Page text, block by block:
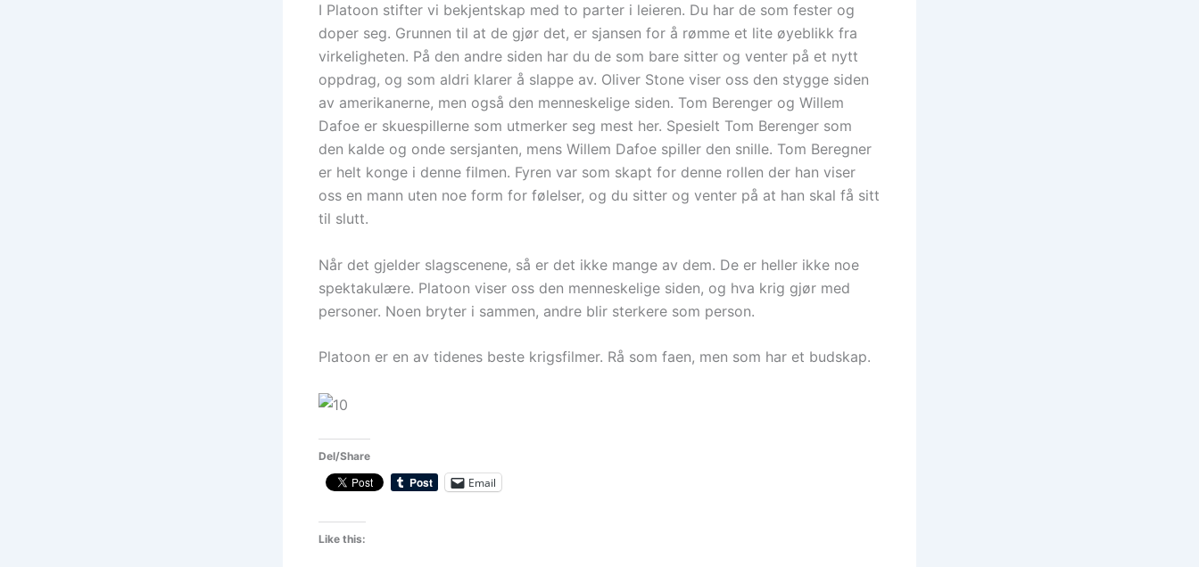
I Platoon stifter vi bekjentskap med to parter i leieren. Du har de som fester og
doper seg. Grunnen til at de gjør det, er sjansen for å rømme et lite øyeblikk fra
virkeligheten. På den andre siden har du de som bare sitter og venter på et nytt
oppdrag, og som aldri klarer å slappe av. Oliver Stone viser oss den stygge siden
av amerikanerne, men også den menneskelige siden. Tom Berenger og Willem
Dafoe er skuespillerne som utmerker seg mest her. Spesielt Tom Berenger som
den kalde og onde sersjanten, mens Willem Dafoe spiller den snille. Tom Beregner
er helt konge i denne filmen. Fyren var som skapt for denne rollen der han viser
oss en mann uten noe form for følelser, og du sitter og venter på at han skal få sitt
til slutt.
Når det gjelder slagscenene, så er det ikke mange av dem. De er heller ikke noe
spektakulære. Platoon viser oss den menneskelige siden, og hva krig gjør med
personer. Noen bryter i sammen, andre blir sterkere som person.
Platoon er en av tidenes beste krigsfilmer. Rå som faen, men som har et budskap.
Del/Share
Email
Like this: